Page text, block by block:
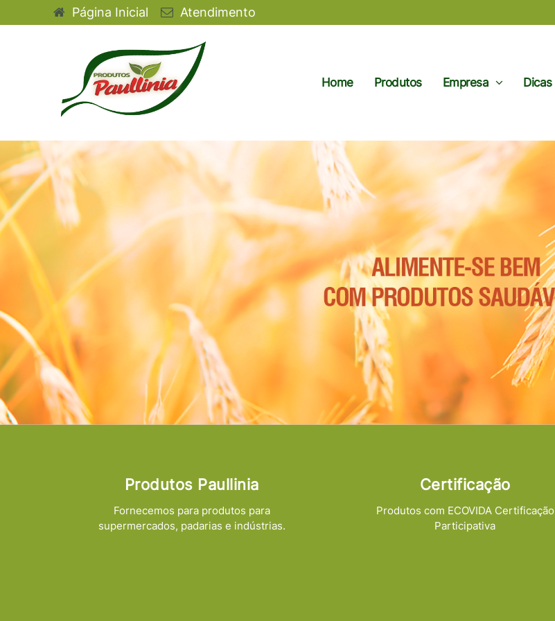
Página Inicial Atendimento
Home Produtos Empresa Dicas
Produtos Paullinia
Fornecemos para produtos para
supermercados, padarias e indústrias.
Certificação
Produtos com ECOVIDA Certificação
Participativa